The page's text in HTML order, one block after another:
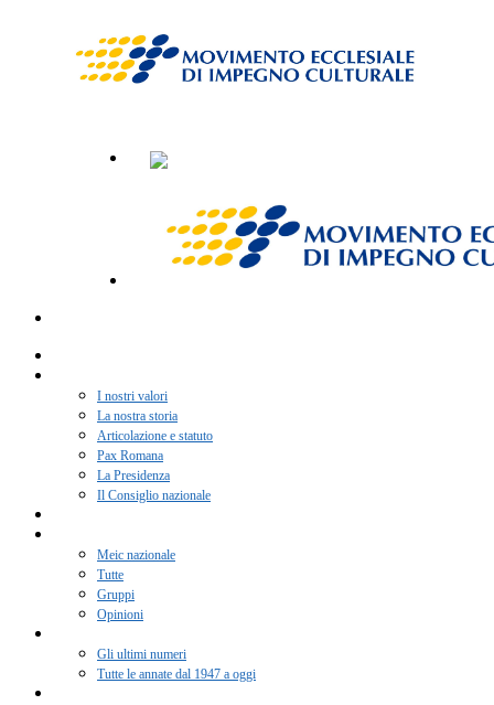
I nostri valori
La nostra storia
Articolazione e statuto
Pax Romana
La Presidenza
Il Consiglio nazionale
Meic nazionale
Tutte
Gruppi
Opinioni
Gli ultimi numeri
Tutte le annate dal 1947 a oggi